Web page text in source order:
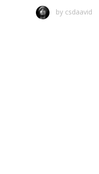
by csdaavid